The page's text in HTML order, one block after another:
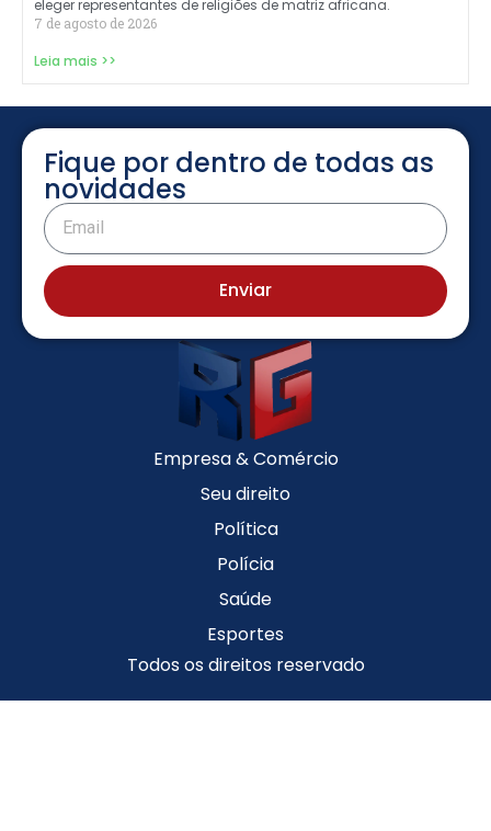
eleger representantes de religiões de matriz africana.
7 de agosto de 2026
Leia mais >>
Fique por dentro de todas as
novidades
Enviar
Empresa & Comércio
Seu direito
Política
Polícia
Saúde
Esportes
Todos os direitos reservado